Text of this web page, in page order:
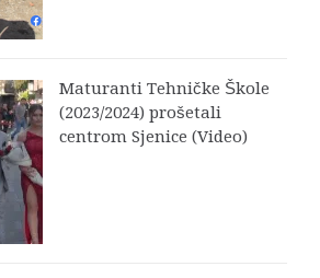
Maturanti Tehničke Škole
(2023/2024) prošetali
centrom Sjenice (Video)